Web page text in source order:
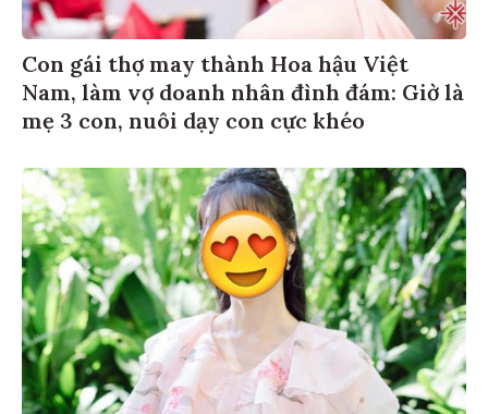
Con gái thợ may thành Hoa hậu Việt
Nam, làm vợ doanh nhân đình đám: Giờ là
mẹ 3 con, nuôi dạy con cực khéo